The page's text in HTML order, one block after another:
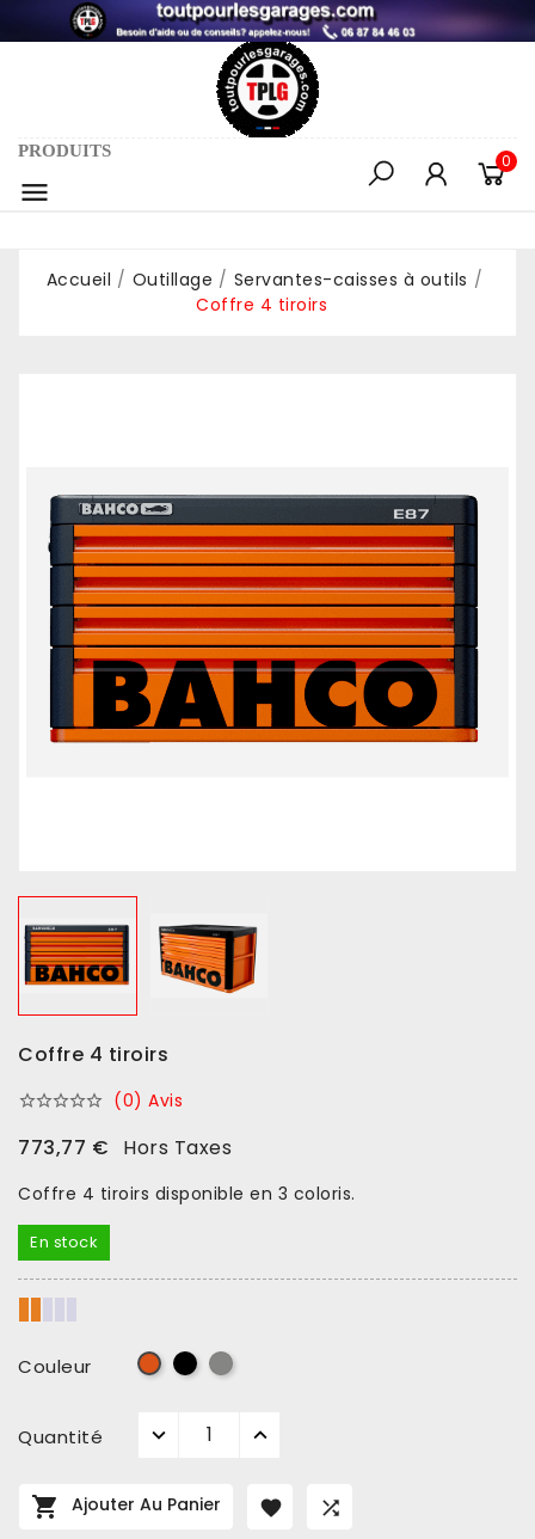
PRODUITS

0
Accueil Outillage
Servantes-caisses à outils
Coffre 4 tiroirs
Coffre 4 tiroirs
 (0) Avis
773,77 € Hors Taxes
Coffre 4 tiroirs disponible en 3 coloris.
En stock
Couleur Orange
Noir Gris
Quantité
 Ajouter Au Panier  